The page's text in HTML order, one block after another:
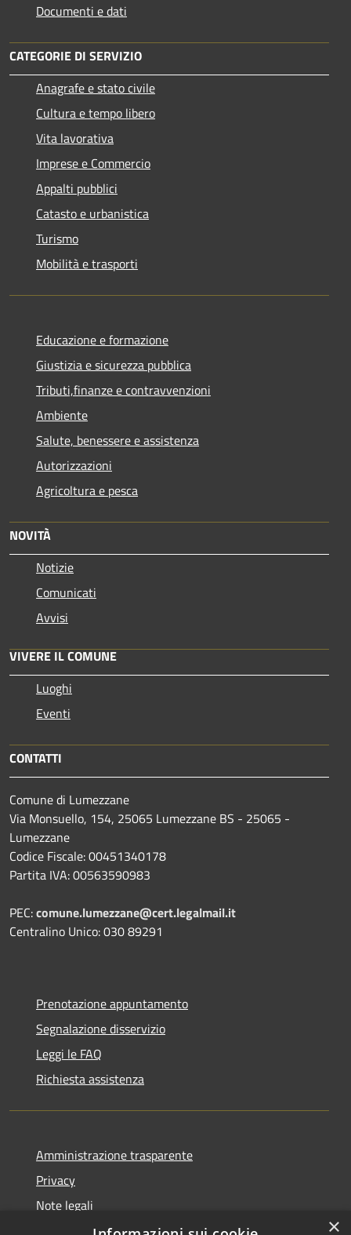
Documenti e dati
CATEGORIE DI SERVIZIO
Anagrafe e stato civile
Cultura e tempo libero
Vita lavorativa
Imprese e Commercio
Appalti pubblici
Catasto e urbanistica
Turismo
Mobilità e trasporti
Educazione e formazione
Giustizia e sicurezza pubblica
Tributi,finanze e contravvenzioni
Ambiente
Salute, benessere e assistenza
Autorizzazioni
Agricoltura e pesca
NOVITÀ
Notizie
Comunicati
Avvisi
VIVERE IL COMUNE
Luoghi
Eventi
CONTATTI
Comune di Lumezzane
Via Monsuello, 154, 25065 Lumezzane BS - 25065 -
Lumezzane
Codice Fiscale: 00451340178
Partita IVA: 00563590983
PEC:comune.lumezzane@cert.legalmail.it
Centralino Unico: 030 89291
Prenotazione appuntamento
Segnalazione disservizio
Leggi le FAQ
Richiesta assistenza
Amministrazione trasparente
Privacy
Note legali
Dichiarazione di accessibilità
×